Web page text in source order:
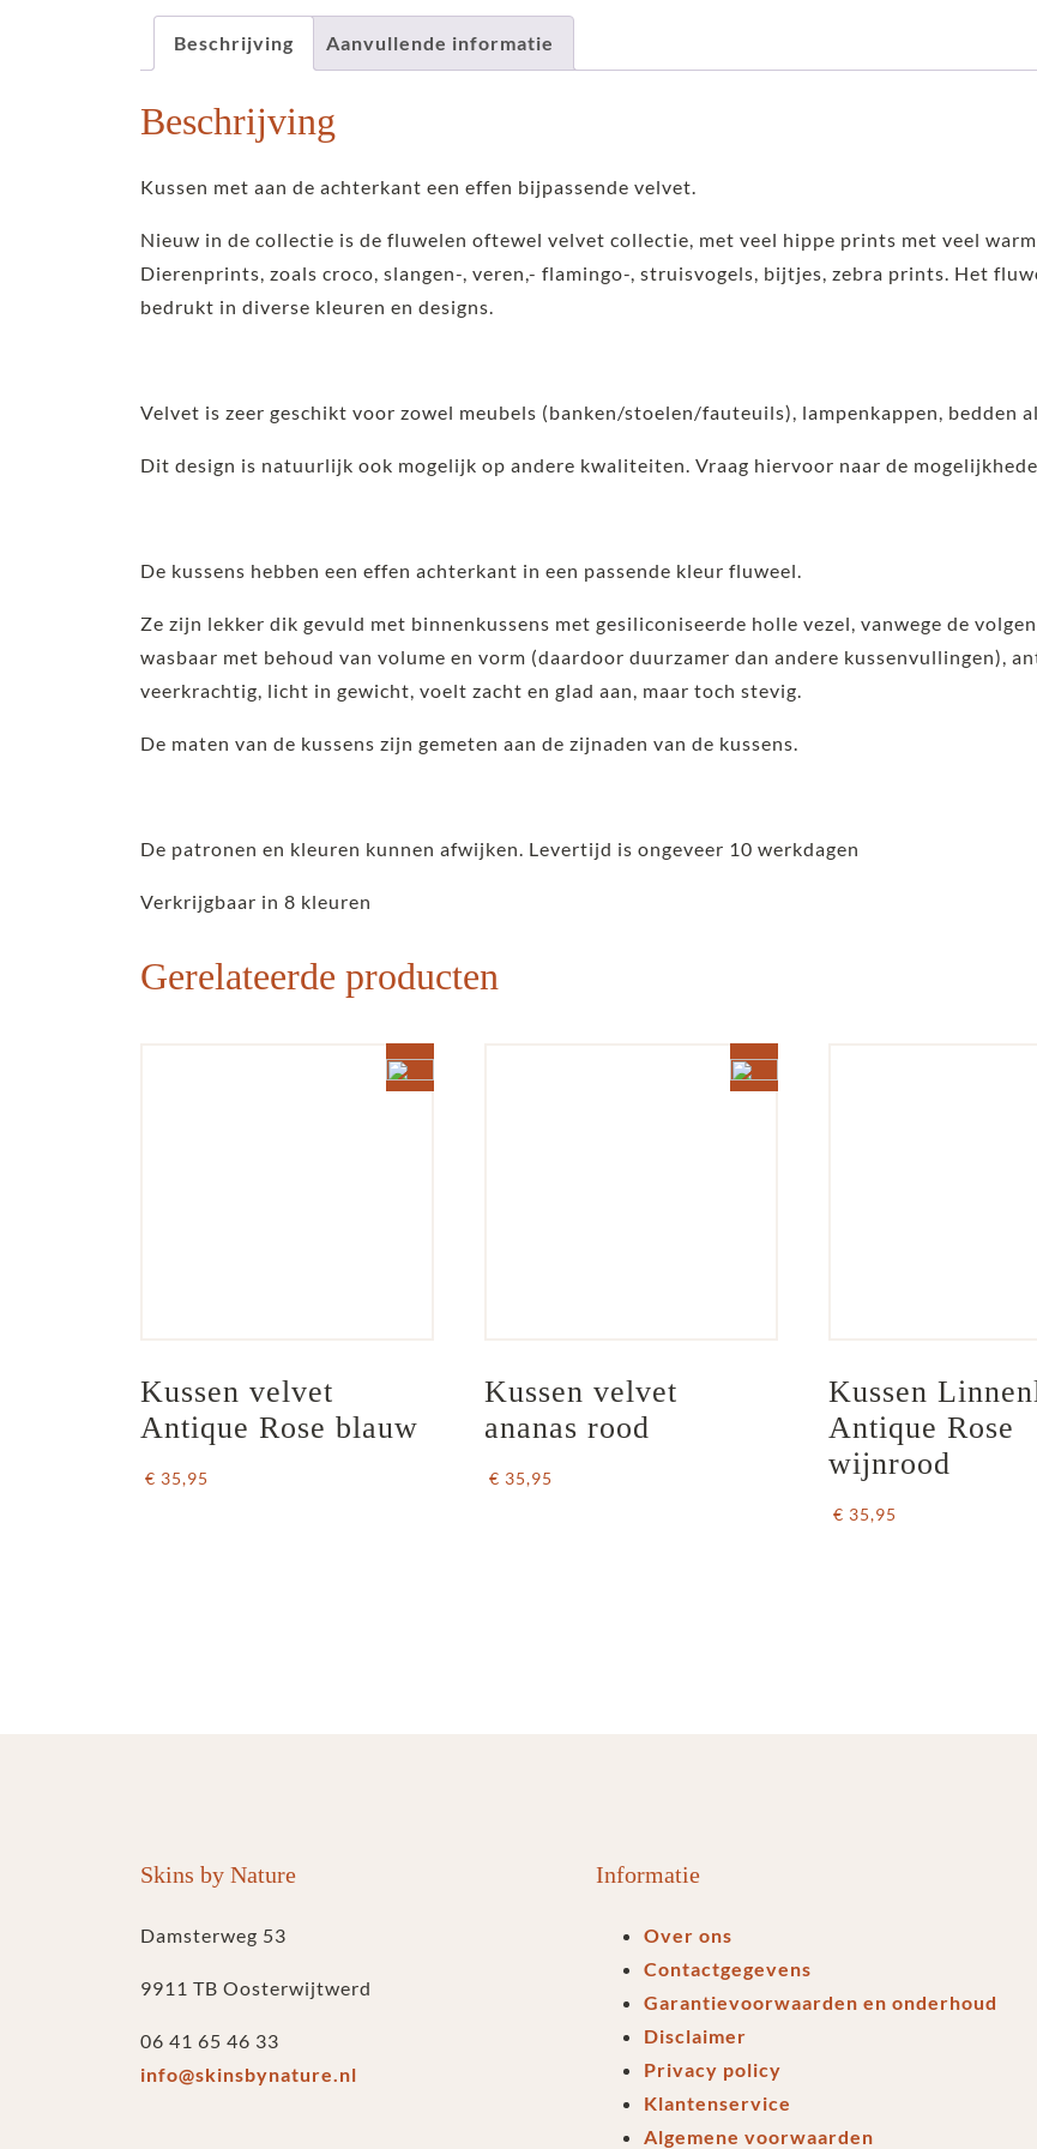
Beschrijving Aanvullende informatie
Beschrijving
Kussen met aan de achterkant een effen bijpassende velvet.
Nieuw in de collectie is de fluwelen oftewel velvet collectie, met veel hippe prints met veel
Dierenprints, zoals croco, slangen-, veren,- flamingo-, struisvogels, bijtjes, zebra prints. Het
bedrukt in diverse kleuren en designs.
Velvet is zeer geschikt voor zowel meubels (banken/stoelen/fauteuils), lampenkappen, bedden
Dit design is natuurlijk ook mogelijk op andere kwaliteiten. Vraag hiervoor naar de
De kussens hebben een effen achterkant in een passende kleur fluweel.
Ze zijn lekker dik gevuld met binnenkussens met gesiliconiseerde holle vezel, vanwege de
wasbaar met behoud van volume en vorm (daardoor duurzamer dan andere kussenvullingen),
veerkrachtig, licht in gewicht, voelt zacht en glad aan, maar toch stevig.
De maten van de kussens zijn gemeten aan de zijnaden van de kussens.
De patronen en kleuren kunnen afwijken. Levertijd is ongeveer 10 werkdagen
Verkrijgbaar in 8 kleuren
Gerelateerde producten
Kussen velvet
Antique Rose blauw
€ 35,95
Kussen velvet
ananas rood
€ 35,95
Kussen
Antique Rose
wijnrood
€ 35,95
Skins by Nature
Damsterweg 53
9911 TB Oosterwijtwerd
06 41 65 46 33
info@skinsbynature.nl
Informatie
Over ons
Contactgegevens
Garantievoorwaarden en onderhoud
Disclaimer
Privacy policy
Klantenservice
Algemene voorwaarden